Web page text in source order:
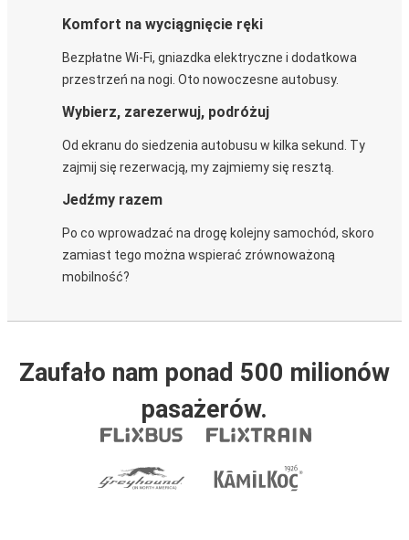
Komfort na wyciągnięcie ręki
Bezpłatne Wi-Fi, gniazdka elektryczne i dodatkowa
przestrzeń na nogi. Oto nowoczesne autobusy.
Wybierz, zarezerwuj, podróżuj
Od ekranu do siedzenia autobusu w kilka sekund. Ty
zajmij się rezerwacją, my zajmiemy się resztą.
Jedźmy razem
Po co wprowadzać na drogę kolejny samochód, skoro
zamiast tego można wspierać zrównoważoną
mobilność?
Zaufało nam ponad 500 milionów
pasażerów.